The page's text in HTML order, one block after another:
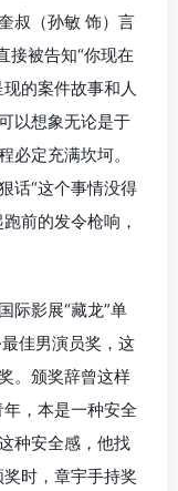
叔（孙敏 饰）言
接被告知“你现在
的案件故事和人
以想象无论是于
必定充满坎坷。
话“这个事情没得
前的发令枪响，
际影展“藏龙”单
佳男演员奖，这
。颁奖辞曾这样
，本是一种安全
种安全感，他找
时，章宇手持奖